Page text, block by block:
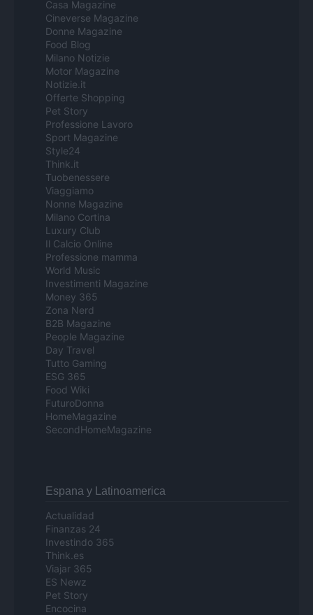
Casa Magazine
Cineverse Magazine
Donne Magazine
Food Blog
Milano Notizie
Motor Magazine
Notizie.it
Offerte Shopping
Pet Story
Professione Lavoro
Sport Magazine
Style24
Think.it
Tuobenessere
Viaggiamo
Nonne Magazine
Milano Cortina
Luxury Club
Il Calcio Online
Professione mamma
World Music
Investimenti Magazine
Money 365
Zona Nerd
B2B Magazine
People Magazine
Day Travel
Tutto Gaming
ESG 365
Food Wiki
FuturoDonna
HomeMagazine
SecondHomeMagazine
Espana y Latinoamerica
Actualidad
Finanzas 24
Investindo 365
Think.es
Viajar 365
ES Newz
Pet Story
Encocina